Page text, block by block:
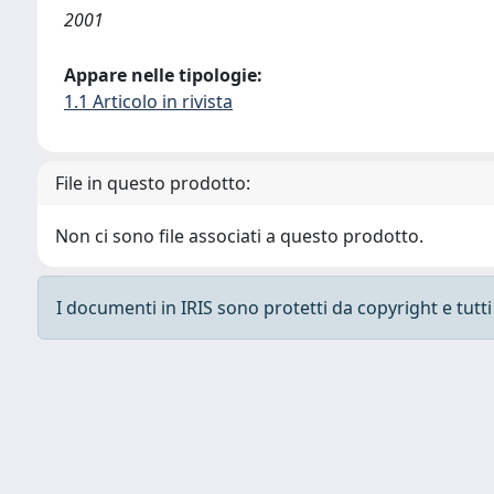
2001
Appare nelle tipologie:
1.1 Articolo in rivista
File in questo prodotto:
Non ci sono file associati a questo prodotto.
I documenti in IRIS sono protetti da copyright e